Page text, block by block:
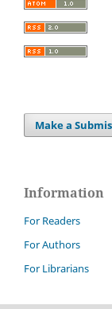
Make a
Information
For Readers
For Authors
For Librarians